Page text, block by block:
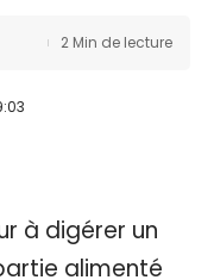
2 Min de lecture
à digérer un
alimenté